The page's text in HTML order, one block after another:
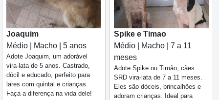
Joaquim
Médio | Macho | 5 anos
Adote Joaquim, um adorável
vira-lata de 5 anos. Castrado,
dócil e educado, perfeito para
lares com quintal e crianças.
Faça a diferença na vida dele!
Spike e Timao
Médio | Macho | 7 a 11
meses
Adote Spike ou Timão, cães
SRD vira-lata de 7 a 11 meses.
Eles são dóceis, brincalhões e
adoram crianças. Ideal para